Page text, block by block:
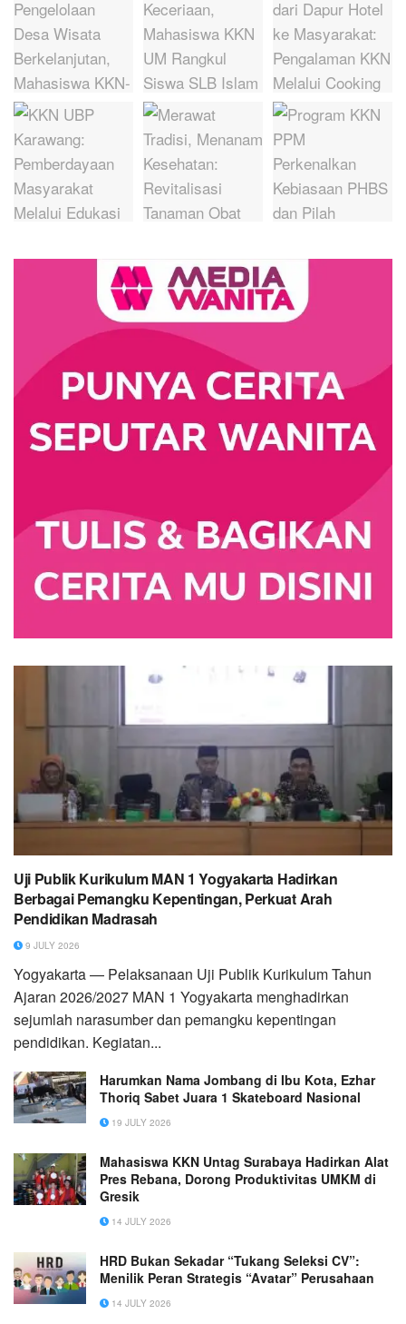
Uji Publik Kurikulum MAN 1 Yogyakarta Hadirkan
Berbagai Pemangku Kepentingan, Perkuat Arah
Pendidikan Madrasah
9 JULY 2026
Yogyakarta — Pelaksanaan Uji Publik Kurikulum Tahun
Ajaran 2026/2027 MAN 1 Yogyakarta menghadirkan
sejumlah narasumber dan pemangku kepentingan
pendidikan. Kegiatan...
Harumkan Nama Jombang di Ibu Kota, Ezhar
Thoriq Sabet Juara 1 Skateboard Nasional
19 JULY 2026
Mahasiswa KKN Untag Surabaya Hadirkan Alat
Pres Rebana, Dorong Produktivitas UMKM di
Gresik
14 JULY 2026
HRD Bukan Sekadar “Tukang Seleksi CV”:
Menilik Peran Strategis “Avatar” Perusahaan
14 JULY 2026